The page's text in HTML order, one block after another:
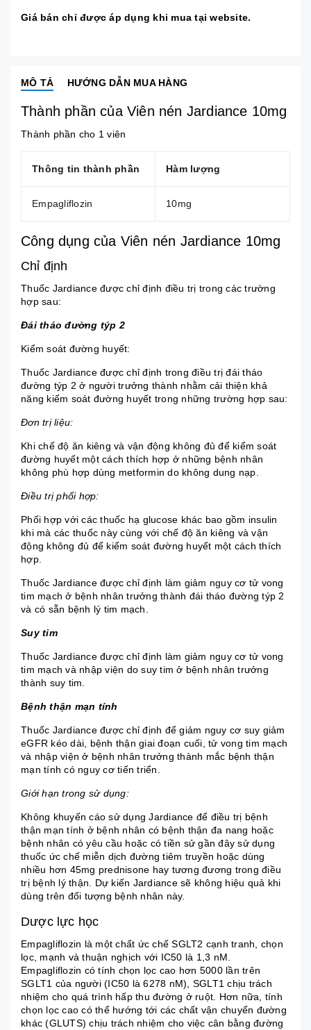
Giá bán chỉ được áp dụng khi mua tại website.
MÔ TẢ HƯỚNG DẪN MUA HÀNG
Thành phần của Viên nén Jardiance 10mg
Thành phần cho 1 viên
Thông tin thành phần Hàm lượng
Empagliflozin 10mg
Công dụng của Viên nén Jardiance 10mg
Chỉ định
Thuốc Jardiance được chỉ định điều trị trong các trường
hợp sau:
Đái tháo đường týp 2
Kiểm soát đường huyết:
Thuốc Jardiance được chỉ định trong điều trị đái tháo
đường týp 2 ở người trưởng thành nhằm cải thiện khả
năng kiểm soát đường huyết trong những trường hợp sau:
Đơn trị liệu:
Khi chế độ ăn kiêng và vận động không đủ để kiểm soát
đường huyết một cách thích hợp ở những bệnh nhân
không phù hợp dùng metformin do không dung nạp.
Điều trị phối hợp:
Phối hợp với các thuốc hạ glucose khác bao gồm insulin
khi mà các thuốc này cùng với chế độ ăn kiêng và vận
động không đủ để kiểm soát đường huyết một cách thích
hợp.
Thuốc Jardiance được chỉ định làm giảm nguy cơ tử vong
tim mạch ở bệnh nhân trưởng thành đái tháo đường týp 2
và có sẵn bệnh lý tim mạch.
Suy tim
Thuốc Jardiance được chỉ định làm giảm nguy cơ tử vong
tim mạch và nhập viện do suy tim ở bệnh nhân trưởng
thành suy tim.
Bệnh thận mạn tính
Thuốc Jardiance được chỉ định để giảm nguy cơ suy giảm
eGFR kéo dài, bệnh thận giai đoạn cuối, tử vong tim mạch
và nhập viện ở bệnh nhân trưởng thành mắc bệnh thận
mạn tính có nguy cơ tiến triển.
Giới hạn trong sử dụng:
Không khuyến cáo sử dụng Jardiance để điều trị bệnh
thận mạn tính ở bệnh nhân có bệnh thận đa nang hoặc
bệnh nhân có yêu cầu hoặc có tiền sử gần đây sử dụng
thuốc ức chế miễn dịch đường tiêm truyền hoặc dùng
nhiều hơn 45mg prednisone hay tương đương trong điều
trị bệnh lý thận. Dự kiến Jardiance sẽ không hiệu quả khi
dùng trên đối tượng bệnh nhân này.
Dược lực học
Empagliflozin là một chất ức chế SGLT2 cạnh tranh, chọn
lọc, mạnh và thuận nghịch với IC50 là 1,3 nM.
Empagliflozin có tính chọn lọc cao hơn 5000 lần trên
SGLT1 của người (IC50 là 6278 nM), SGLT1 chịu trách
nhiệm cho quá trình hấp thu đường ở ruột. Hơn nữa, tính
chọn lọc cao có thể hướng tới các chất vận chuyển đường
khác (GLUTS) chịu trách nhiệm cho việc cân bằng đường